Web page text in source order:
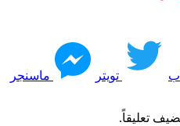
تويتر ماسنجر
تعليقاً.